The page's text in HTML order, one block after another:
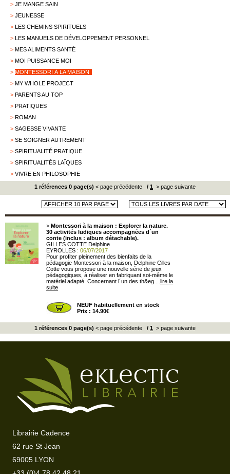
> JE MANGE SAIN
> JEUNESSE
> LES CHEMINS SPIRITUELS
> LES MANUELS DE DÉVELOPPEMENT PERSONNEL
> MES ALIMENTS SANTÉ
> MOI PUISSANCE MOI
> MONTESSORI À LA MAISON
> MY WHOLE PROJECT
> PARENTS AU TOP
> PRATIQUES
> ROMAN
> SAGESSE VIVANTE
> SE SOIGNER AUTREMENT
> SPIRITUALITÉ PRATIQUE
> SPIRITUALITÉS LAÏQUES
> VIVRE EN PHILOSOPHIE
1 références 0 page(s) < page précédente / 1 > page suivante
> Montessori à la maison : Explorer la nature.
30 activités ludiques accompagnées d´un
conte (inclus : album détachable).
GILLES COTTE Delphine
EYROLLES : 06/07/2017
Pour profiter pleinement des bienfaits de la
pédagogie Montessori à la maison, Delphine Cilles
Cotte vous propose une nouvelle série de jeux
pédagogiques, à réaliser en fabriquant soi-même le
matériel adapté. Concernant l´un des th&eg ... lire la
suite
NEUF habituellement en stock
Prix : 14.90€
1 références 0 page(s) < page précédente / 1 > page suivante
Librairie Cadence
62 rue St Jean
69005 LYON